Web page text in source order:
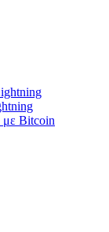
με Bitcoin